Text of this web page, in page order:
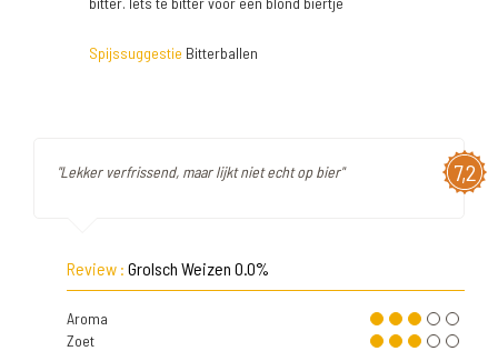
Spijssuggestie Bitterballen
7,2
"Lekker verfrissend, maar lijkt niet echt op bier"
Review : Grolsch Weizen 0.0%
Aroma
Zoet